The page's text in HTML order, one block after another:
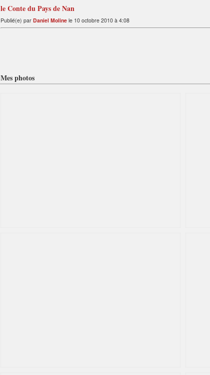
le Conte du Pays de Nan
Publié(e) par Daniel Moline le 10 octobre 2010 à 4:08
Mes photos